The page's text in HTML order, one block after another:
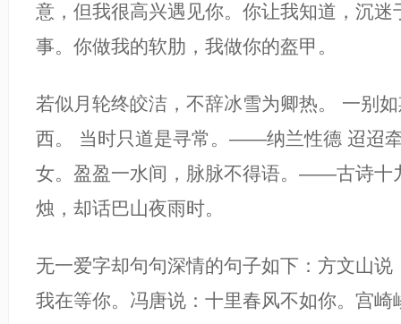
意，但我很高兴遇见你。你让我知道，沉迷
事。你做我的软肋，我做你的盔甲。
若似月轮终皎洁，不辞冰雪为卿热。 一别
西。 当时只道是寻常。——纳兰性德 迢迢
女。盈盈一水间，脉脉不得语。——古诗十
烛，却话巴山夜雨时。
无一爱字却句句深情的句子如下：方文山说
我在等你。冯唐说：十里春风不如你。宫崎